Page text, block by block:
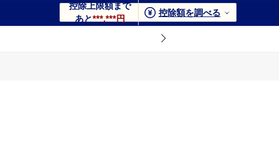
控除上限額まで
あと***,***円
控除額を調べる